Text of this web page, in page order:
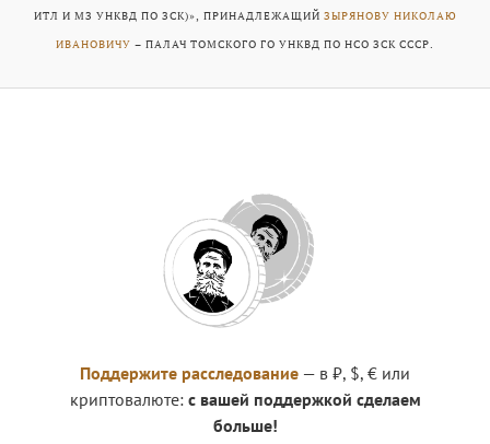
ИТЛ И МЗ УНКВД ПО ЗСК)», ПРИНАДЛЕЖАЩИЙ ЗЫРЯНОВУ НИКОЛАЮ
ИВАНОВИЧУ – ПАЛАЧ ТОМСКОГО ГО УНКВД ПО НСО ЗСК СССР.
Поддержите расследование — в ₽, $, € или
криптовалюте: с вашей поддержкой сделаем
больше!